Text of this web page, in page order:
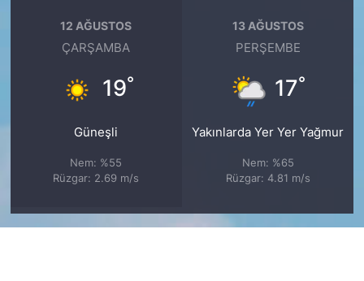
12 AĞUSTOS
ÇARŞAMBA
19°
Güneşli
Nem: %55
Rüzgar: 2.69 m/s
13 AĞUSTOS
PERŞEMBE
17°
Yakınlarda Yer Yer Yağmur
Nem: %65
Rüzgar: 4.81 m/s